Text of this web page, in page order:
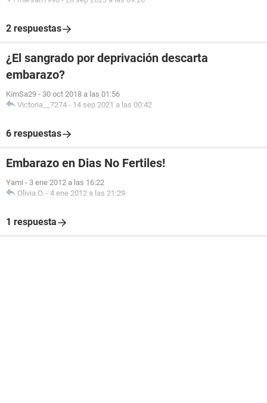
2 respuestas
¿El sangrado por deprivación descarta
embarazo?
KimSa29 - 30 oct 2018 a las 01:56
Victoria__7274 - 14 sep 2021 a las 00:42
6 respuestas
Embarazo en Dias No Fertiles!
Yami - 3 ene 2012 a las 16:22
Olivia.O. - 4 ene 2012 a las 21:29
1 respuesta